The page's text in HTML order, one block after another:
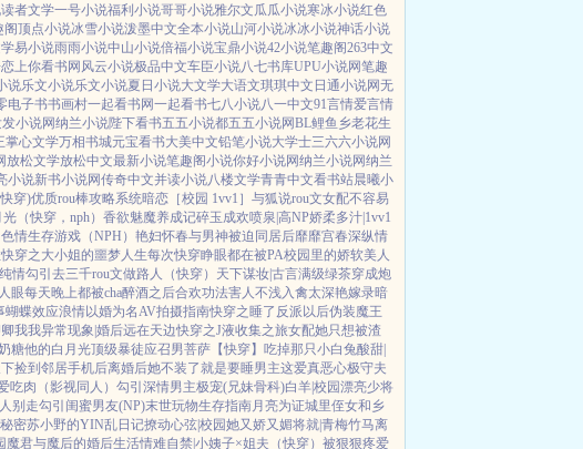
读者文学一号小说福利小说哥哥小说雅尔文瓜瓜小说寒冰小说红色
阁顶点小说冰雪小说泼墨中文全本小说山河小说冰冰小说神话小说
易小说雨雨小说中山小说倍福小说宝鼎小说42小说笔趣阁263中文
恋上你看书网 风云小说极品中文车臣小说八七书库UPU小说网笔趣
说乐文小说乐文小说夏日小说大文学大语文琪琪中文 日通小说网无
电子书书画村一起看书网一起看书七八小说八一中文91言情爱言情
小说网纳兰小说陛下看书五五小说都五五小说网BL鲤鱼乡老花生
掌心文学万相书城元宝看书大美中文铅笔小说大学士三六六小说网
放松文学放松中文最新小说笔趣阁小说你好小说网纳兰小说网纳兰
小说新书小说网传奇中文并读小说八楼文学青青中文看书站晨曦小
穿)优质rou棒攻略系统暗恋［校园 1vv1］ 与狐说rou文女配不容易
（快穿，nph） 香欲魅魔养成记碎玉成欢喷泉|高NP娇柔多汁|1vv1
色情生存游戏（NPH） 艳妇怀春与男神被迫同居后靡靡宫春深纵情
快穿之大小姐的噩梦人生每次快穿睁眼都在被PA校园里的娇软美人
纯情勾引 去三千rou文做路人（快穿） 天下谋妆|古言满级绿茶穿成炮
眼每天晚上都被cha醉酒之后合欢功法害人不浅入禽太深艳嫁录暗
蝴蝶效应浪情以婚为名AV拍摄指南快穿之睡了反派以后伪装魔王
我我异常现象|婚后远在天边快穿之J液收集之旅女配她只想被渣
糖他的白月光顶级暴徒应召男菩萨 【快穿】吃掉那只小白兔酸甜|
捡到邻居手机后离婚后她不装了就是要睡男主这爱真恶心极守夫
吃肉 （影视同人）勾引深情男主极宠(兄妹骨科)白羊|校园漂亮少将
别走勾引闺蜜男友(NP)末世玩物生存指南月亮为证城里侄女和乡
密苏小野的YIN乱日记撩动心弦|校园她又娇又媚将就|青梅竹马离
魔君与魔后的婚后生活情难自禁|小姨子×姐夫 （快穿）被狠狠疼爱